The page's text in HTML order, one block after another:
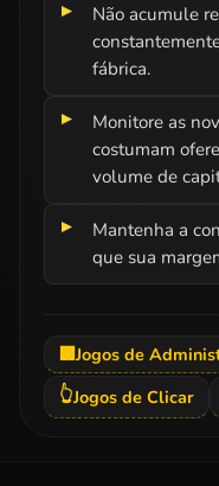
Não acumule
fábrica.
Monitore as
costumam
volume de
Mantenha a
que sua
🏢Jogos de
👆Jogos de Clicar